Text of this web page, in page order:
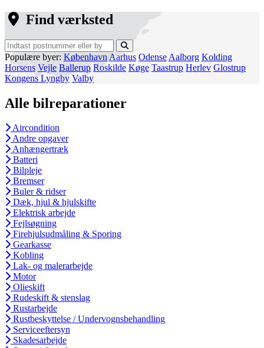
Find værksted
Populære byer: København Aarhus Odense Aalborg Kolding
Horsens Vejle Ballerup Roskilde Køge Taastrup Herlev Glostrup
Kongens Lyngby Valby
Alle bilreparationer
Aircondition
Andre opgaver
Anhængertræk
Batteri
Bilpleje
Bremser
Buler & ridser
Dæk, hjul & hjulskifte
Elektrisk arbejde
Fejlsøgning
Firehjulsudmåling & Sporing
Gearkasse
Kobling
Lak- og malerarbejde
Motor
Olieskift
Rudeskift & stenslag
Rustarbejde
Rustbeskyttelse / Undervognsbehandling
Serviceeftersyn
Skadesarbejde